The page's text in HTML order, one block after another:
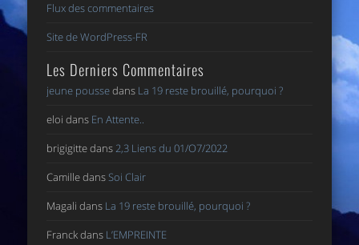
Flux des commentaires
Site de WordPress-FR
Les Derniers Commentaires
jeune poussedans La 19 reste brouillé, pourquoi ?
eloi dans En Attente..
brigigittedans 2,3 Liens du 01/O7/2022
Camilledans Soi Clair
Magali dans La 19 reste brouillé, pourquoi ?
Franckdans L’EMPREINTE